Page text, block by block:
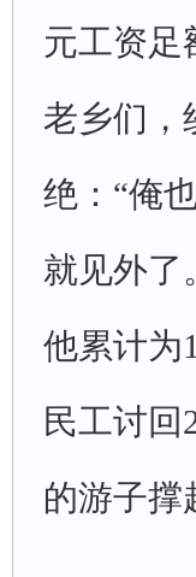
元工资足
老乡们，
绝：“俺
就见外了
他累计为
民工讨回
的游子撑